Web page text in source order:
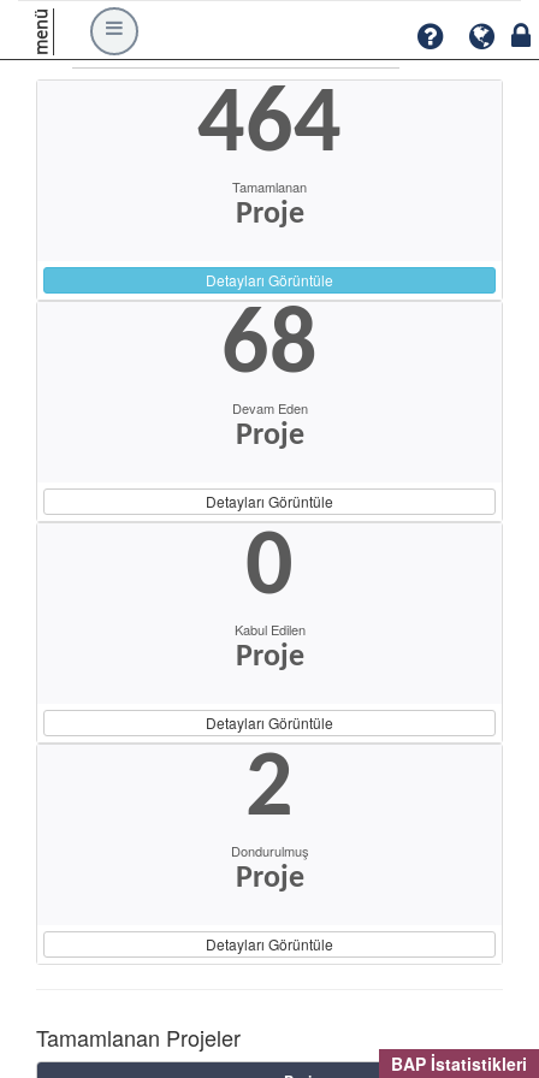
BAP İstatistikleri
menü
464
Tamamlanan
Proje
Detayları Görüntüle
68
Devam Eden
Proje
Detayları Görüntüle
0
Kabul Edilen
Proje
Detayları Görüntüle
2
Dondurulmuş
Proje
Detayları Görüntüle
Tamamlanan Projeler